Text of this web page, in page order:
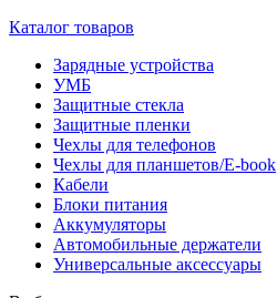
Каталог товаров
Зарядные устройства
УМБ
Защитные стекла
Защитные пленки
Чехлы для телефонов
Чехлы для планшетов/E-book
Кабели
Блоки питания
Аккумуляторы
Автомобильные держатели
Универсальные аксессуары